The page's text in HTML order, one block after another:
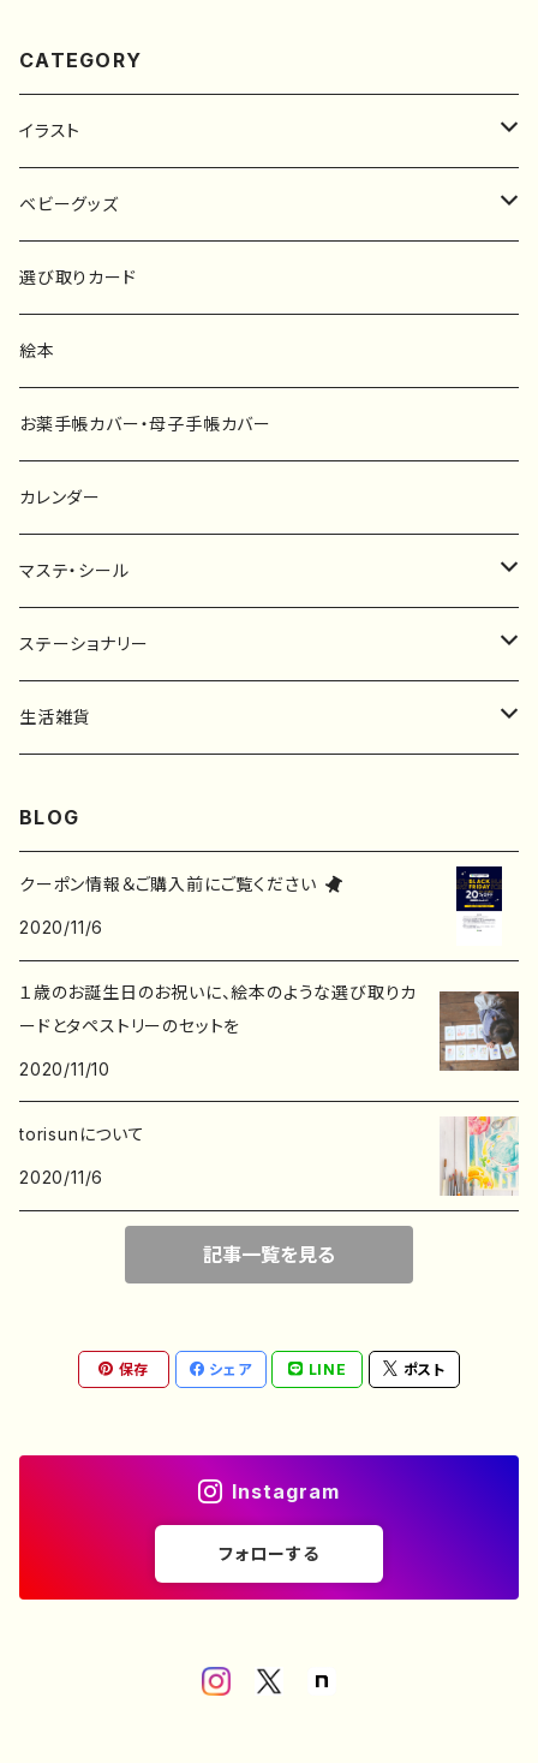
CATEGORY
イラスト
原画
ポスター
ファブリックボード
キーホルダー
ポストカード
ベビーグッズ
マタニティーマーク
選び取りカード
カーステッカー
タペストリー
選び取りカード
絵本
お薬手帳カバー・母子手帳カバー
カレンダー
マステ・シール
マスキングテープ
フレークシール
ステーショナリー
一筆箋
ポストカード
デザインペーパー
生活雑貨
子ども服
BLOG
クーポン情報＆ご購入前にご覧ください
2020/11/6
１歳のお誕生日のお祝いに、絵本のような選び取りカ
ードとタペストリーのセットを
2020/11/10
torisunについて
2020/11/6
記事一覧を見る
保存 シェア LINE ポスト
Instagram
フォローする